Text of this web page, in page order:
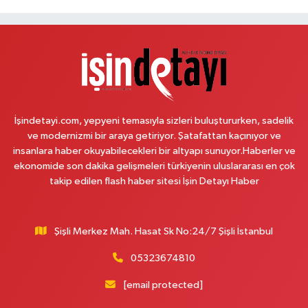
Lotuslar Binası
Yol Tarifi Al
Çemberlitaş Eczanesi
Binbirdirek Mahallesi Peykane Caddesi 25 A
0 (212) 590 90 09 Yol Tarifi Al
Naciye Eczanesi
Esentepe Mahallesi 2388. Sokak 8 A 38 NOLU ASM YANI - ESENTEPE
MERKEZ CAMİNİN ORDAKİ GÜVEN KASABIN KARŞI SOKAĞINDA
Mehmet Nesih Özmen Mahallesi Zeki Sokak No:28 A MEVLANA FIRININ
İşindetayi.com, yepyeni temasıyla sizleri buluştururken, sadelik
ve modernizmi bir araya getiriyor. Şatafattan kaçınıyor ve
insanlara haber okuyabilecekleri bir altyapı sunuyor.Haberler ve
ekonomide son dakika gelişmeleri türkiyenin uluslararası en çok
takip edilen flash haber sitesi İşin Detayı Haber
Şişli Merkez Mah. Hasat Sk No:24/7 Şişli İstanbul
05323674810
[email protected]